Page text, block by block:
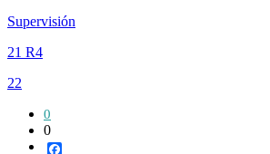
Supervisión
21 R4
22
0
0